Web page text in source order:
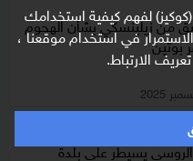
لفهم كيفية استخدامك
في استخدام موقعنا ،
الارتباط.
من زيلينسكي بشأن الهجوم
بوتين
يسيطر على بلدة